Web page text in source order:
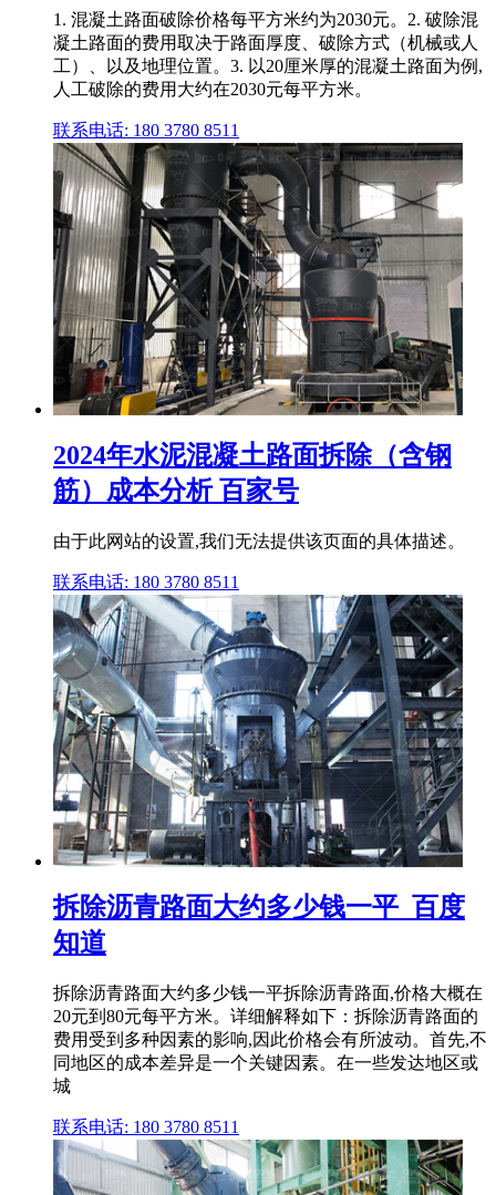
1. 混凝土路面破除价格每平方米约为2030元。2. 破除混
凝土路面的费用取决于路面厚度、破除方式（机械或人
工）、以及地理位置。3. 以20厘米厚的混凝土路面为例,
人工破除的费用大约在2030元每平方米。
联系电话: 180 3780 8511
2024年水泥混凝土路面拆除（含钢
筋）成本分析 百家号
由于此网站的设置,我们无法提供该页面的具体描述。
联系电话: 180 3780 8511
拆除沥青路面大约多少钱一平_百度
知道
拆除沥青路面大约多少钱一平拆除沥青路面,价格大概在
20元到80元每平方米。详细解释如下：拆除沥青路面的
费用受到多种因素的影响,因此价格会有所波动。首先,不
同地区的成本差异是一个关键因素。在一些发达地区或
城
联系电话: 180 3780 8511